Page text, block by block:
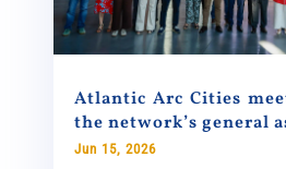
Atlantic Arc Cities
the network’s general
Jun 15, 2026